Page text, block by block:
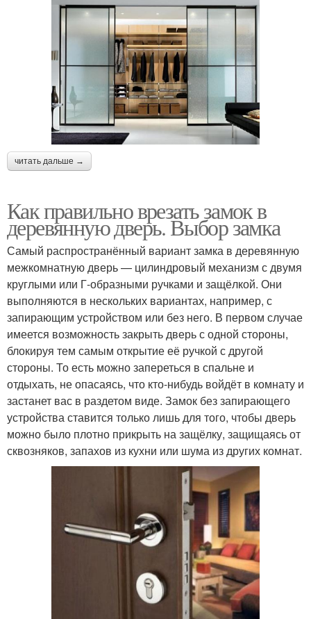
читать дальше →
Как правильно врезать замок в
деревянную дверь. Выбор замка
Самый распространённый вариант замка в деревянную
межкомнатную дверь — цилиндровый механизм с двумя
круглыми или Г-образными ручками и защёлкой. Они
выполняются в нескольких вариантах, например, с
запирающим устройством или без него. В первом случае
имеется возможность закрыть дверь с одной стороны,
блокируя тем самым открытие её ручкой с другой
стороны. То есть можно запереться в спальне и
отдыхать, не опасаясь, что кто-нибудь войдёт в комнату и
застанет вас в раздетом виде. Замок без запирающего
устройства ставится только лишь для того, чтобы дверь
можно было плотно прикрыть на защёлку, защищаясь от
сквозняков, запахов из кухни или шума из других комнат.